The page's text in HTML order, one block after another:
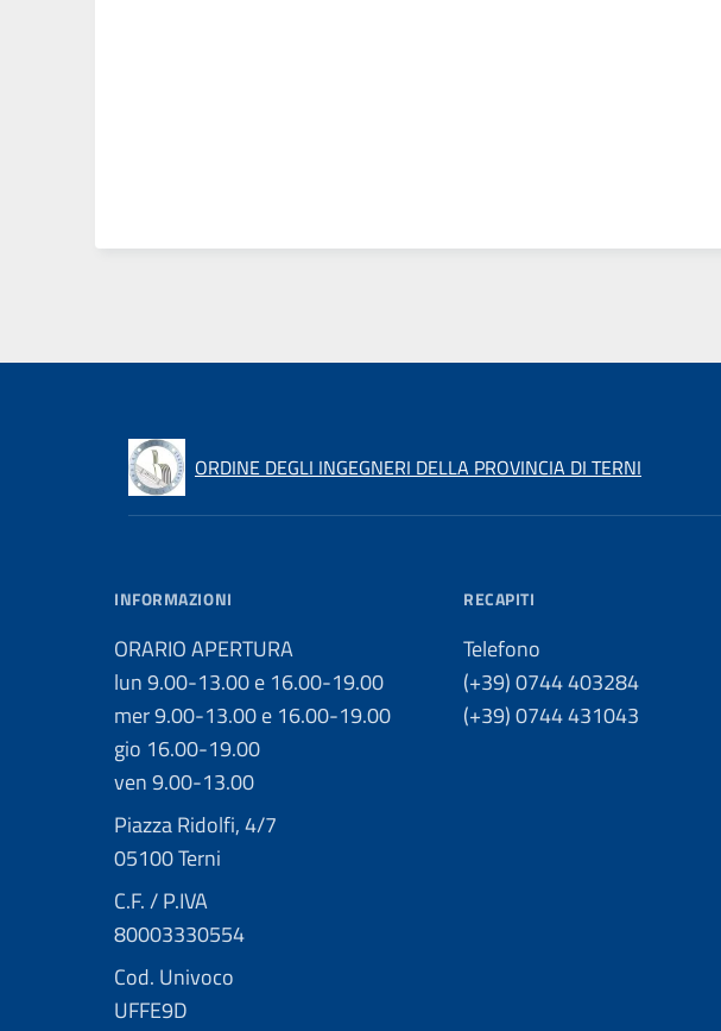
ORDINE DEGLI INGEGNERI DELLA PROVINCIA DI TERNI
INFORMAZIONI
ORARIO APERTURA
lun 9.00-13.00 e 16.00-19.00
mer 9.00-13.00 e 16.00-19.00
gio 16.00-19.00
ven 9.00-13.00
Piazza Ridolfi, 4/7
05100 Terni
C.F. / P.IVA
80003330554
Cod. Univoco
UFFE9D
RECAPITI
Telefono
(+39) 0744 403284
(+39) 0744 431043